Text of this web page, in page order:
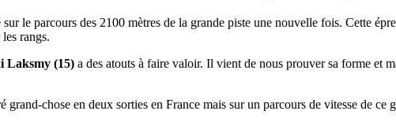
le parcours des 2100 mètres de la grande piste une nouvelle fois. Cette
rangs.
Laksmy (15) a des atouts à faire valoir. Il vient de nous prouver sa forme et
grand-chose en deux sorties en France mais sur un parcours de vitesse de